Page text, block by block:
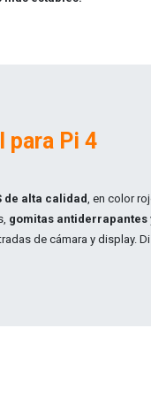
para Pi 4
de alta calidad, en color
gomitas antiderrapantes
de cámara y display.